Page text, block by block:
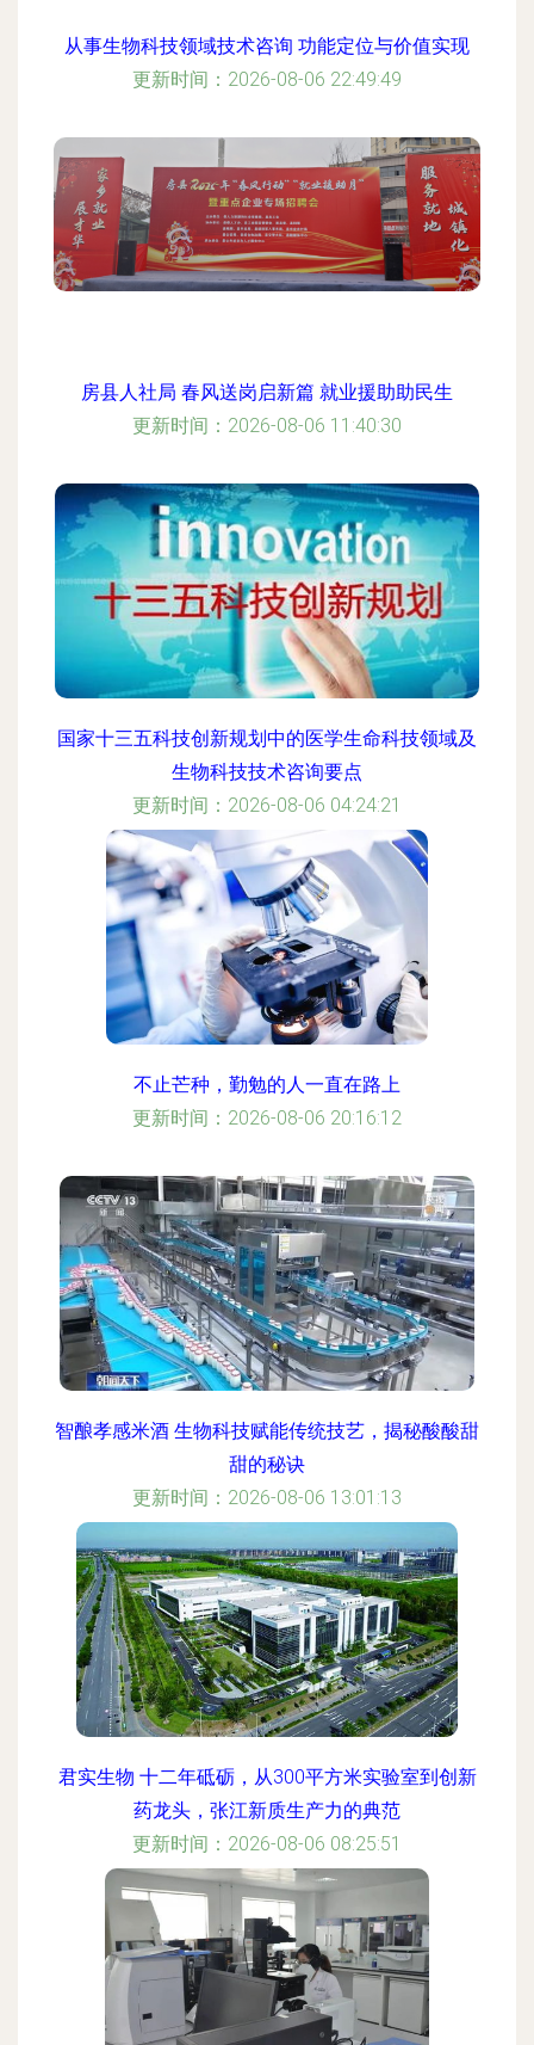
从事生物科技领域技术咨询 功能定位与价值实现
更新时间：2026-08-06 22:49:49
房县人社局 春风送岗启新篇 就业援助助民生
更新时间：2026-08-06 11:40:30
国家十三五科技创新规划中的医学生命科技领域及
生物科技技术咨询要点
更新时间：2026-08-06 04:24:21
不止芒种，勤勉的人一直在路上
更新时间：2026-08-06 20:16:12
智酿孝感米酒 生物科技赋能传统技艺，揭秘酸酸甜
甜的秘诀
更新时间：2026-08-06 13:01:13
君实生物 十二年砥砺，从300平方米实验室到创新
药龙头，张江新质生产力的典范
更新时间：2026-08-06 08:25:51